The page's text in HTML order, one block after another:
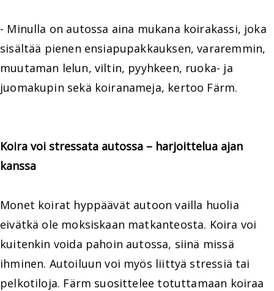
- Minulla on autossa aina mukana koirakassi, joka
sisältää pienen ensiapupakkauksen, vararemmin,
muutaman lelun, viltin, pyyhkeen, ruoka- ja
juomakupin sekä koiranameja, kertoo Färm.
Koira voi stressata autossa – harjoittelua ajan
kanssa
Monet koirat hyppäävät autoon vailla huolia
eivätkä ole moksiskaan matkanteosta. Koira voi
kuitenkin voida pahoin autossa, siinä missä
ihminen. Autoiluun voi myös liittyä stressiä tai
pelkotiloja. Färm suosittelee totuttamaan koiraa